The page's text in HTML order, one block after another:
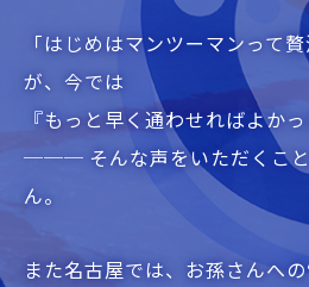
「はじめはマンツーマンって
が、今では
『もっと早く通わせればよか
─── そんな声をいただくこと
ん。
また名古屋では、お孫さんへ